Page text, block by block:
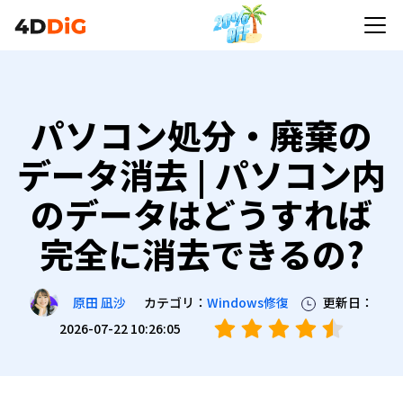
パソコン処分・廃棄の
データ消去 | パソコン内
のデータはどうすれば
完全に消去できるの?
原田 凪沙 カテゴリ： Windows修復
更新日：
2026-07-22 10:26:05